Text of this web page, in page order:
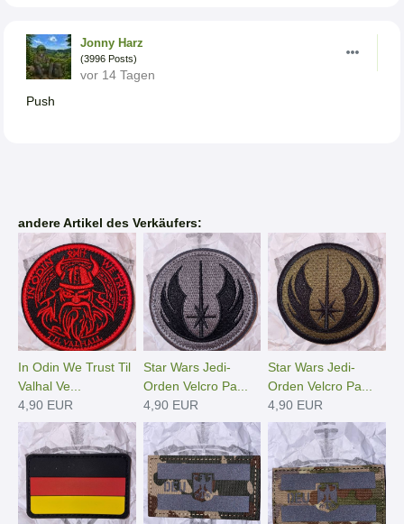
Jonny Harz
(3996 Posts)
vor 14 Tagen
Push
andere Artikel des Verkäufers:
In Odin We Trust Til
Valhal Ve...
4,90 EUR
Star Wars Jedi-
Orden Velcro Pa...
4,90 EUR
Star Wars Jedi-
Orden Velcro Pa...
4,90 EUR